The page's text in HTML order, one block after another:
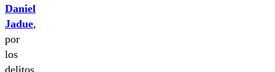
Daniel
Jadue,
por
los
delitos